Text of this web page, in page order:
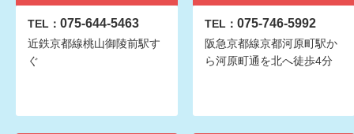
TEL： 075-644-5463
近鉄京都線桃山御陵前駅す
ぐ
TEL： 075-746-5992
阪急京都線京都河原町駅か
ら河原町通を北へ徒歩4分